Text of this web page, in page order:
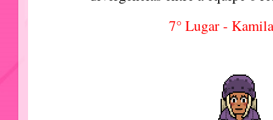
7° Lugar -